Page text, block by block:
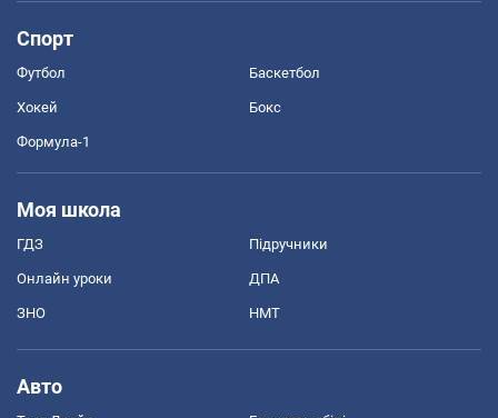
Спорт
Футбол Баскетбол
Хокей Бокс
Формула-1
Моя школа
ГДЗ Підручники
Онлайн уроки ДПА
ЗНО НМТ
Авто